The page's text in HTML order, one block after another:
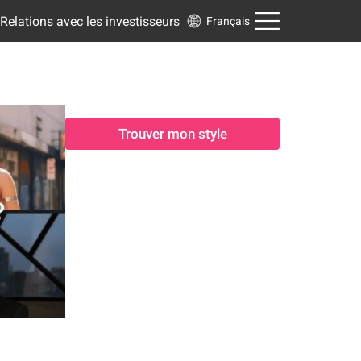
Relations avec les investisseurs Français
Trouver mon style